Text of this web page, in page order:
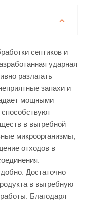
септиков и
ударная
разлагать
запахи и
мощными
способствуют
в выгребной
микроорганизмы,
отходов в
Достаточно
в выгребную
Благодаря